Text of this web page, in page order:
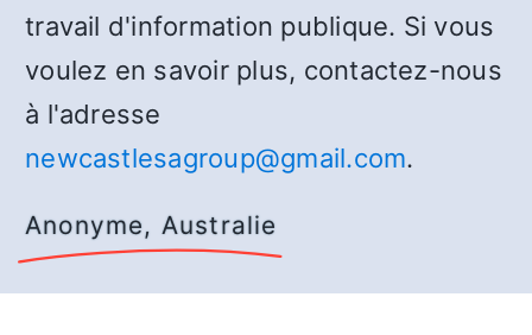
travail d'information publique. Si vous
voulez en savoir plus, contactez-nous
à l'adresse
newcastlesagroup@gmail.com.
Anonyme, Australie